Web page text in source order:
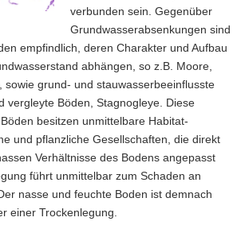
verbunden sein. Gegenüber
Grundwasserabsenkungen sind
empfindlich, deren Charakter und Aufbau
abhängen, so z.B. Moore,
sowie grund- und stauwasserbeeinflusste
vergleyte Böden, Stagnogleye. Diese
besitzen unmittelbare Habitat-
und pflanzliche Gesellschaften, die direkt
Verhältnisse des Bodens angepasst
führt unmittelbar zum Schaden an
nasse und feuchte Boden ist demnach
einer Trockenlegung.